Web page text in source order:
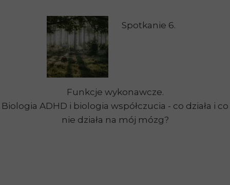
Funkcje wykonawcze.
Biologia ADHD i biologia współczucia - co działa i co
nie działa na mój mózg?
Spotkanie 6.